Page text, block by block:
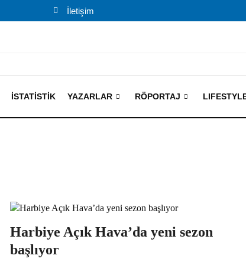
İletişim
İSTATISTIK YAZARLAR RÖPORTAJ
Harbiye Açık Hava’da yeni sezon
başlıyor